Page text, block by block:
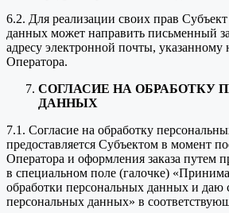
6.2. Для реализации своих прав
данных может направить письменный
адресу электронной почты,
Оператора.
СОГЛАСИЕ НА ОБРАБОТКУ
ДАННЫХ
7.1. Согласие на обработку
предоставляется Субъектом в момент
Оператора и оформления заказа путем
в специальном поле (галочке)
обработки персональных данных и даю
персональных данных» в